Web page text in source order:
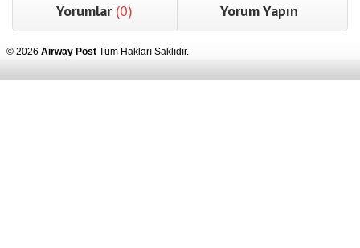
Yorumlar (0) Yorum Yapın
© 2026 Airway Post Tüm Hakları Saklıdır.